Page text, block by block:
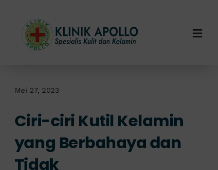
content
Layanan Kami
Info Klinik
Mei 27, 2023
Ciri-ciri Kutil Kelamin
yang Berbahaya dan
Tidak